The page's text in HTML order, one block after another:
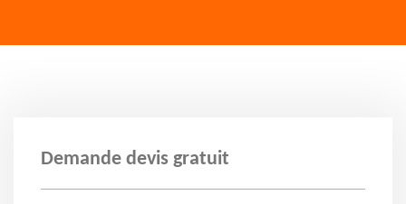
Demande devis gratuit